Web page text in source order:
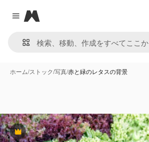
Close menu
Magnific
ホーム/ストック/写真/赤と緑のレタスの背景
Premium